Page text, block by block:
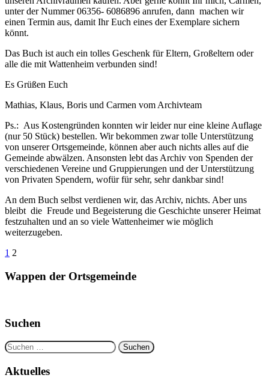
unter der Nummer 06356- 6086896 anrufen, dann machen wir
einen Termin aus, damit Ihr Euch eines der Exemplare sichern
könnt.
Das Buch ist auch ein tolles Geschenk für Eltern, Großeltern oder
alle die mit Wattenheim verbunden sind!
Es Grüßen Euch
Mathias, Klaus, Boris und Carmen vom Archivteam
Ps.: Aus Kostengründen konnten wir leider nur eine kleine Auflage
(nur 50 Stück) bestellen. Wir bekommen zwar tolle Unterstützung
von unserer Ortsgemeinde, können aber auch nichts alles auf die
Gemeinde abwälzen. Ansonsten lebt das Archiv von Spenden der
verschiedenen Vereine und Gruppierungen und der Unterstützung
von Privaten Spendern, wofür für sehr, sehr dankbar sind!
An dem Buch selbst verdienen wir, das Archiv, nichts. Aber uns
bleibt die Freude und Begeisterung die Geschichte unserer Heimat
festzuhalten und an so viele Wattenheimer wie möglich
weiterzugeben.
Seitennummerierung
der
Beiträge
1 2
Wappen der Ortsgemeinde
Suchen
Suchen
nach:
Aktuelles